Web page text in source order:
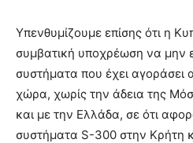
Υπενθυμίζουμε επίσης ότι η
συμβατική υποχρέωση να μην
συστήματα που έχει αγοράσει
χώρα, χωρίς την άδεια της
και με την Ελλάδα, σε ότι
συστήματα S-300 στην Κρήτη